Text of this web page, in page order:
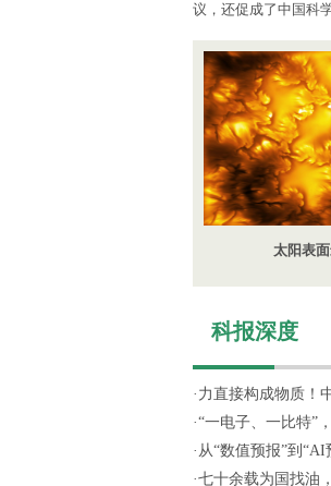
议，还促成了中国科
太阳表
科报深度
· 力直接构成物质！
·“一电子、一比特”
· 从“数值预报”到
·七十余载为国找油